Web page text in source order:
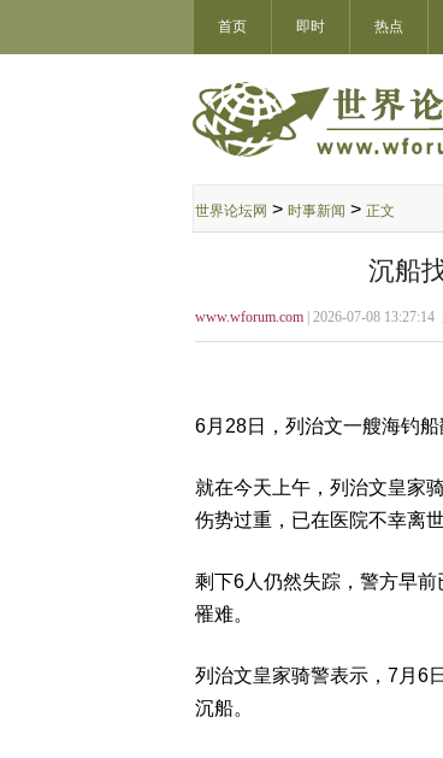
首页 即时 热点
世界论坛网 > 时事新闻 > 正文
沉船
www.wforum.com | 2026-07-08 13:27:14
6月28日，列治文一艘海钓船
就在今天上午，列治文皇家
伤势过重，已在医院不幸离世
剩下6人仍然失踪，警方早
罹难。
列治文皇家骑警表示，7月6
沉船。